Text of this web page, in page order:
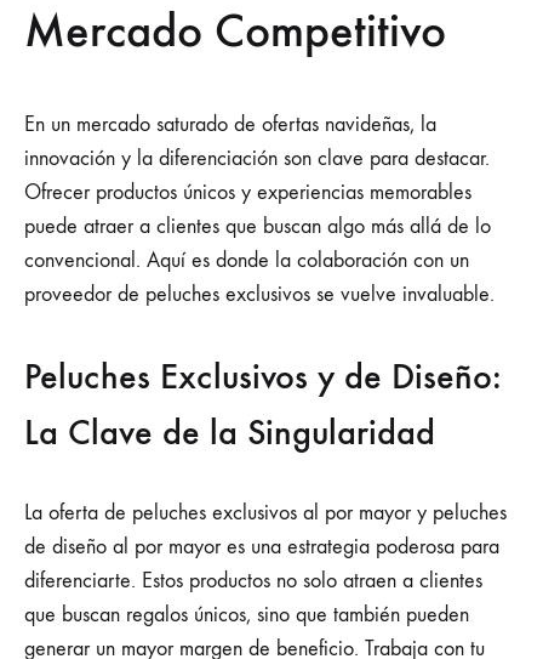
Mercado Competitivo
En un mercado saturado de ofertas navideñas, la
innovación y la diferenciación son clave para destacar.
Ofrecer productos únicos y experiencias memorables
puede atraer a clientes que buscan algo más allá de lo
convencional. Aquí es donde la colaboración con un
proveedor de peluches exclusivos se vuelve invaluable.
Peluches Exclusivos y de Diseño:
La Clave de la Singularidad
La oferta de peluches exclusivos al por mayor y peluches
de diseño al por mayor es una estrategia poderosa para
diferenciarte. Estos productos no solo atraen a clientes
que buscan regalos únicos, sino que también pueden
generar un mayor margen de beneficio. Trabaja con tu